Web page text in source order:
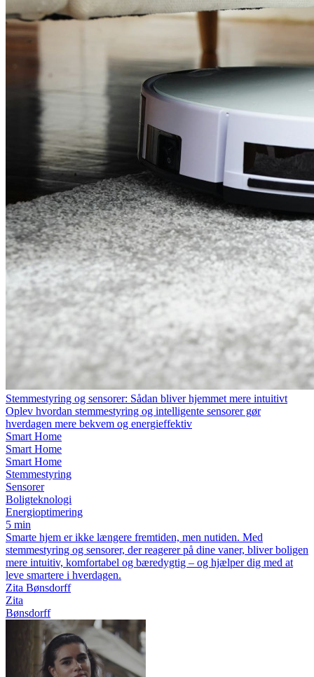
Stemmestyring og sensorer: Sådan bliver hjemmet mere intuitivt
Oplev hvordan stemmestyring og intelligente sensorer gør
hverdagen mere bekvem og energieffektiv
Smart Home
Smart Home
Smart Home
Stemmestyring
Sensorer
Boligteknologi
Energioptimering
5 min
Smarte hjem er ikke længere fremtiden, men nutiden. Med
stemmestyring og sensorer, der reagerer på dine vaner, bliver boligen
mere intuitiv, komfortabel og bæredygtig – og hjælper dig med at
leve smartere i hverdagen.
Zita Bønsdorff
Zita
Bønsdorff